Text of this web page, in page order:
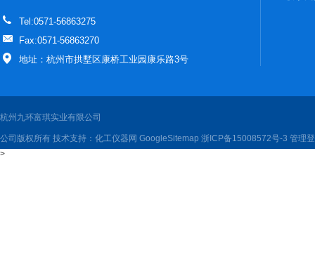
Tel:0571-56863275
Fax:0571-56863270
地址：杭州市拱墅区康桥工业园康乐路3号
杭州九环富琪实业有限公司
公司版权所有 技术支持： 化工仪器网 GoogleSitemap 浙ICP备15008572号-3 管理
>